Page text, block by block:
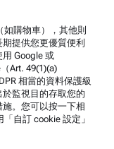
購物車），其他則
提供您更優質便利
Google 或
Art. 49(1)(a)
相當的資料保護級
監視目的存取您的
。您可以按一下相
自訂 cookie 設定」